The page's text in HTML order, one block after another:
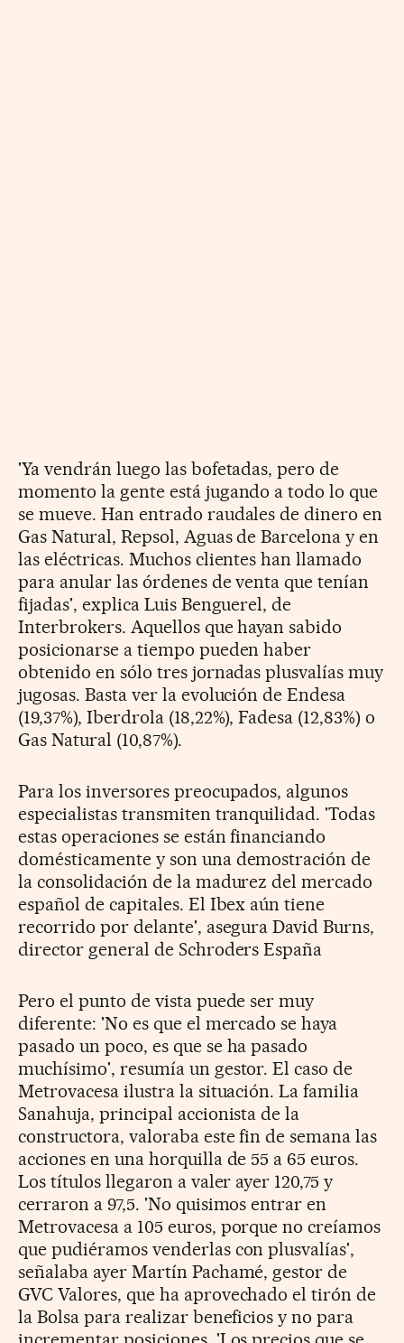
'Ya vendrán luego las bofetadas, pero de
momento la gente está jugando a todo lo que
se mueve. Han entrado raudales de dinero en
Gas Natural, Repsol, Aguas de Barcelona y en
las eléctricas. Muchos clientes han llamado
para anular las órdenes de venta que tenían
fijadas', explica Luis Benguerel, de
Interbrokers. Aquellos que hayan sabido
posicionarse a tiempo pueden haber
obtenido en sólo tres jornadas plusvalías muy
jugosas. Basta ver la evolución de Endesa
(19,37%), Iberdrola (18,22%), Fadesa (12,83%) o
Gas Natural (10,87%).
Para los inversores preocupados, algunos
especialistas transmiten tranquilidad. 'Todas
estas operaciones se están financiando
domésticamente y son una demostración de
la consolidación de la madurez del mercado
español de capitales. El Ibex aún tiene
recorrido por delante', asegura David Burns,
director general de Schroders España
Pero el punto de vista puede ser muy
diferente: 'No es que el mercado se haya
pasado un poco, es que se ha pasado
muchísimo', resumía un gestor. El caso de
Metrovacesa ilustra la situación. La familia
Sanahuja, principal accionista de la
constructora, valoraba este fin de semana las
acciones en una horquilla de 55 a 65 euros.
Los títulos llegaron a valer ayer 120,75 y
cerraron a 97,5. 'No quisimos entrar en
Metrovacesa a 105 euros, porque no creíamos
que pudiéramos venderlas con plusvalías',
señalaba ayer Martín Pachamé, gestor de
GVC Valores, que ha aprovechado el tirón de
la Bolsa para realizar beneficios y no para